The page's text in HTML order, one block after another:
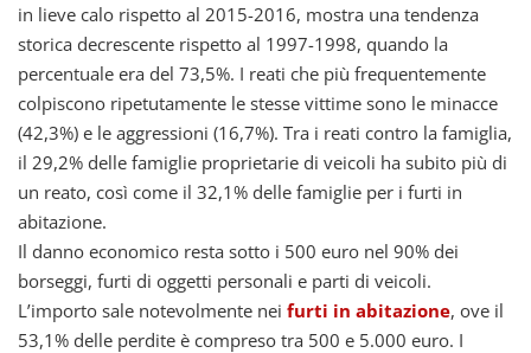
in lieve calo rispetto al 2015-2016, mostra una tendenza
storica decrescente rispetto al 1997-1998, quando la
percentuale era del 73,5%. I reati che più frequentemente
colpiscono ripetutamente le stesse vittime sono le minacce
(42,3%) e le aggressioni (16,7%). Tra i reati contro la famiglia,
il 29,2% delle famiglie proprietarie di veicoli ha subito più di
un reato, così come il 32,1% delle famiglie per i furti in
abitazione.
Il danno economico resta sotto i 500 euro nel 90% dei
borseggi, furti di oggetti personali e parti di veicoli.
L’importo sale notevolmente nei furti in abitazione, ove il
53,1% delle perdite è compreso tra 500 e 5.000 euro. I